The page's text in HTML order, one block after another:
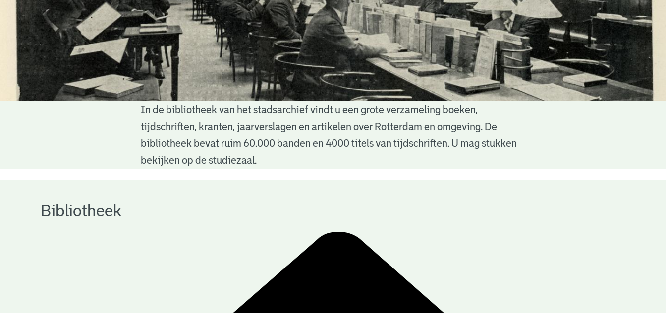
In de bibliotheek van het stadsarchief vindt u een grote verzameling boeken,
tijdschriften, kranten, jaarverslagen en artikelen over Rotterdam en omgeving. De
bibliotheek bevat ruim 60.000 banden en 4000 titels van tijdschriften. U mag stukken
bekijken op de studiezaal.
Bibliotheek